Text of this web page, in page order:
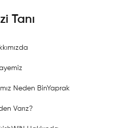
Tanı
Neden BinYaprak
Varız?